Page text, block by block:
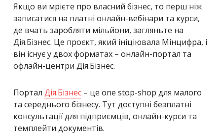
Якщо ви мрієте про власний бізнес, то перш ніж
записатися на платні онлайн-вебінари та курси,
де вчать заробляти мільйони, загляньте на
Дія.Бізнес. Це проєкт, який ініціювала Мінцифра, і
він існує у двох форматах – онлайн-портал та
офлайн-центри Дія.Бізнес.
Портал Дія.Бізнес – це оne stop-shop для малого
та середнього бізнесу. Тут доступні безплатні
консультації для підприємців, онлайн-курси та
темплейти документів.